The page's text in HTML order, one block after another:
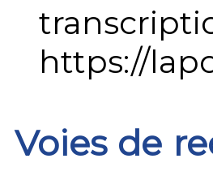
https://
Voies de